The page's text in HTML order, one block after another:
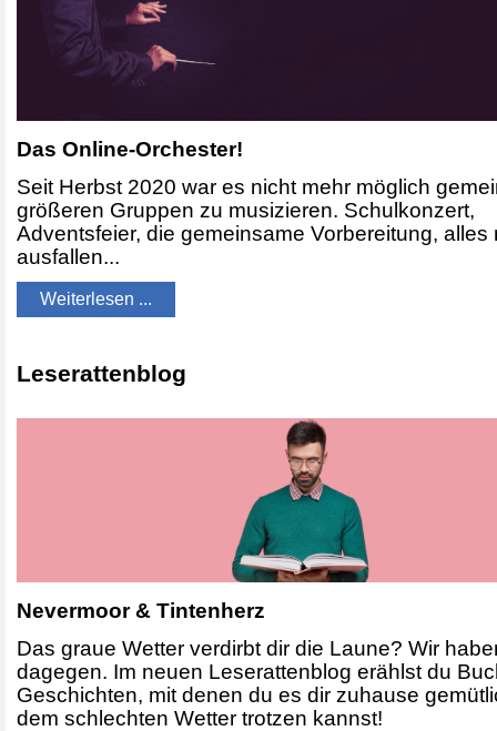
Das Online-Orchester!
Seit Herbst 2020 war es nicht mehr möglich
größeren Gruppen zu musizieren. Schulkonzert,
Adventsfeier, die gemeinsame Vorbereitung, alles
ausfallen...
Weiterlesen ...
Leserattenblog
Nevermoor & Tintenherz
Das graue Wetter verdirbt dir die Laune? Wir
dagegen. Im neuen Leserattenblog erählst du
Geschichten, mit denen du es dir zuhause
dem schlechten Wetter trotzen kannst!